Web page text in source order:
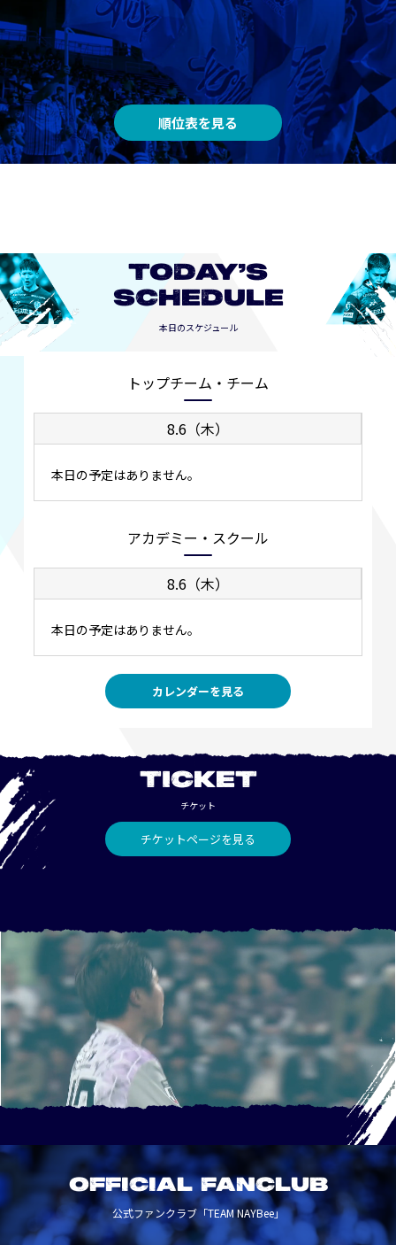
順位表を見る
TODAY’S
SCHEDULE
本日のスケジュール
トップチーム・チーム
8.6（木）
本日の予定はありません。
アカデミー・スクール
8.6（木）
本日の予定はありません。
カレンダーを見る
TICKET
チケット
チケットページを見る
OFFICIAL FANCLUB
公式ファンクラブ「TEAM NAYBee」